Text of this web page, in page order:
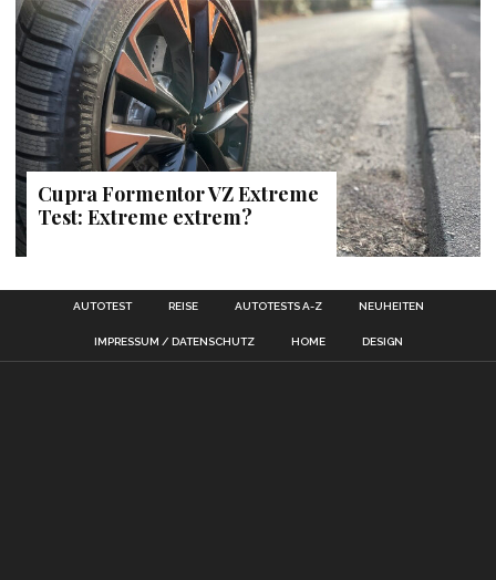
Cupra Formentor VZ Extreme
Test: Extreme extrem?
AUTOTEST REISE AUTOTESTS A-Z NEUHEITEN
IMPRESSUM / DATENSCHUTZ HOME DESIGN